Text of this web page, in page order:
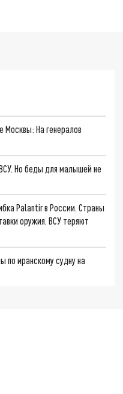
Москвы: На генералов
Но беды для малышей не
Palantir в России. Страны
оружия. ВСУ теряют
по иранскому судну на